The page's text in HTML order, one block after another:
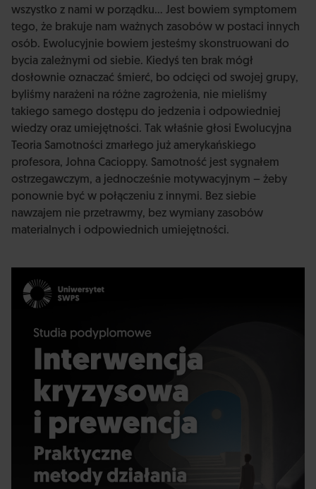
wszystko z nami w porządku… Jest bowiem symptomem
tego, że brakuje nam ważnych zasobów w postaci innych
osób. Ewolucyjnie bowiem jesteśmy skonstruowani do
bycia zależnymi od siebie. Kiedyś ten brak mógł
dosłownie oznaczać śmierć, bo odcięci od swojej grupy,
byliśmy narażeni na różne zagrożenia, nie mieliśmy
takiego samego dostępu do jedzenia i odpowiedniej
wiedzy oraz umiejętności. Tak właśnie głosi Ewolucyjna
Teoria Samotności zmarłego już amerykańskiego
profesora, Johna Cacioppy. Samotność jest sygnałem
ostrzegawczym, a jednocześnie motywacyjnym – żeby
ponownie być w połączeniu z innymi. Bez siebie
nawzajem nie przetrawmy, bez wymiany zasobów
materialnych i odpowiednich umiejętności.